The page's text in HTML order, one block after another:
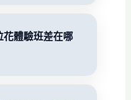
體驗班差在哪